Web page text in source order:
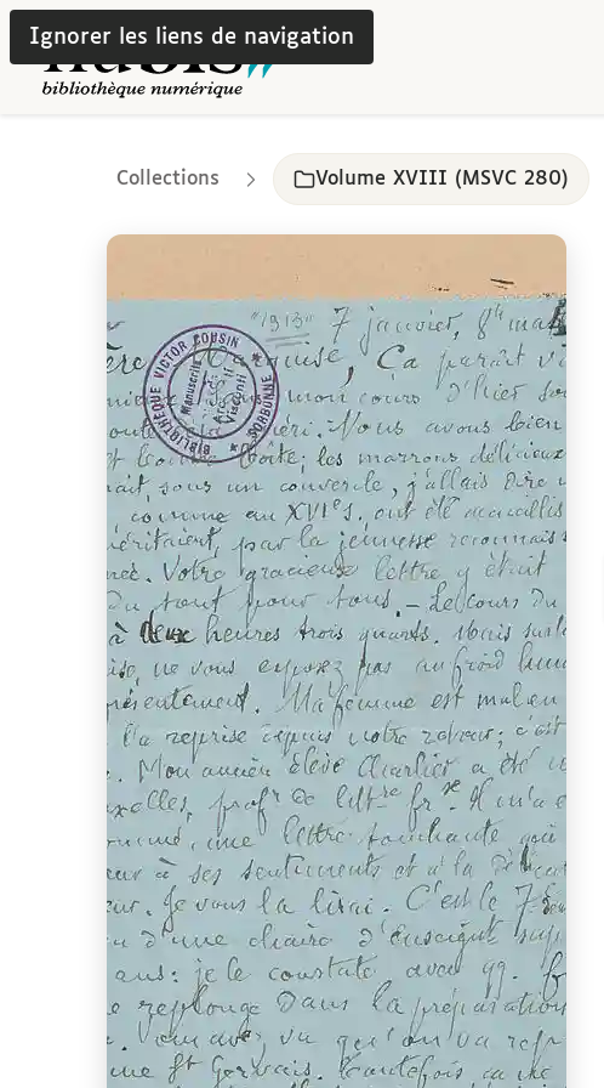
Ignorer les liens de navigation
Collections Volume XVIII (MSVC 280)